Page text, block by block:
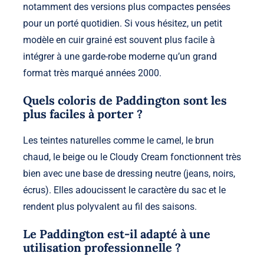
notamment des versions plus compactes pensées
pour un porté quotidien. Si vous hésitez, un petit
modèle en cuir grainé est souvent plus facile à
intégrer à une garde-robe moderne qu’un grand
format très marqué années 2000.
Quels coloris de Paddington sont les
plus faciles à porter ?
Les teintes naturelles comme le camel, le brun
chaud, le beige ou le Cloudy Cream fonctionnent très
bien avec une base de dressing neutre (jeans, noirs,
écrus). Elles adoucissent le caractère du sac et le
rendent plus polyvalent au fil des saisons.
Le Paddington est-il adapté à une
utilisation professionnelle ?